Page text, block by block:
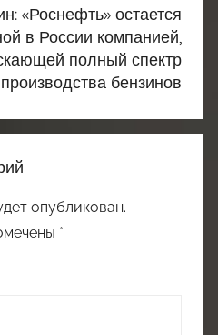
«Роснефть» остается
в России компанией,
полный спектр
бензинов
опубликован.
*